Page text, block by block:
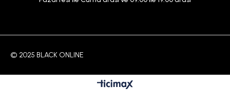
© 2025 BLACK ONLINE